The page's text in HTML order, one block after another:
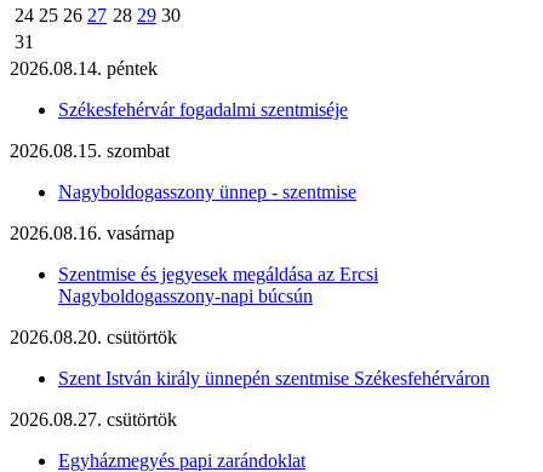
24 25 26 27 28 29 30
31
2026.08.14. péntek
Székesfehérvár fogadalmi szentmiséje
2026.08.15. szombat
Nagyboldogasszony ünnep - szentmise
2026.08.16. vasárnap
Szentmise és jegyesek megáldása az Ercsi
Nagyboldogasszony-napi búcsún
2026.08.20. csütörtök
Szent István király ünnepén szentmise Székesfehérváron
2026.08.27. csütörtök
Egyházmegyés papi zarándoklat